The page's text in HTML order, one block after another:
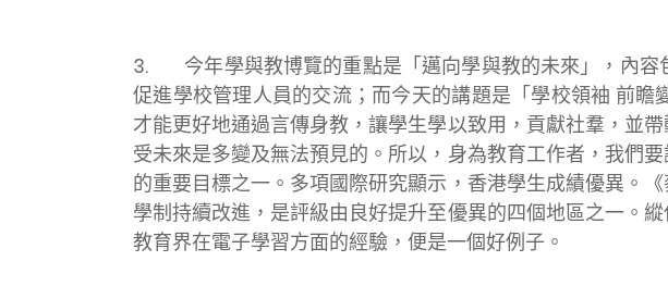
3. 今年學與教博覽的重點是「邁向學與教的未來」，內容
促進學校管理人員的交流；而今天的講題是「學校領袖 前
才能更好地通過言傳身教，讓學生學以致用，貢獻社羣，並
受未來是多變及無法預見的。所以，身為教育工作者，我們
的重要目標之一。多項國際研究顯示，香港學生成績優異。
學制持續改進，是評級由良好提升至優異的四個地區之一。
教育界在電子學習方面的經驗，便是一個好例子。